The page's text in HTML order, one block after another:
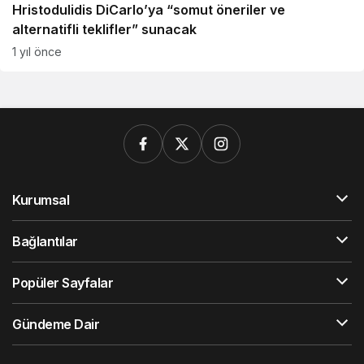
Hristodulidis DiCarlo’ya “somut öneriler ve
alternatifli teklifler” sunacak
1 yıl önce
Kurumsal
Bağlantılar
Popüler Sayfalar
Gündeme Dair